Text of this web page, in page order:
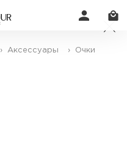
› Аксессуары › Очки